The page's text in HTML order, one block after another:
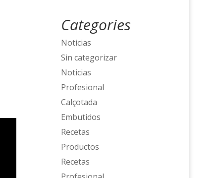
Categories
Noticias
Sin categorizar
Noticias
Profesional
Calçotada
Embutidos
Recetas
Productos
Recetas